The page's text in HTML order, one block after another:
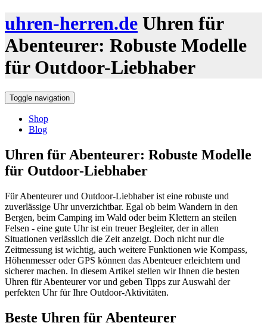
uhren-herren.de Uhren für
Abenteurer: Robuste Modelle
für Outdoor-Liebhaber
Toggle navigation
Shop
Blog
Uhren für Abenteurer: Robuste Modelle
für Outdoor-Liebhaber
Für Abenteurer und Outdoor-Liebhaber ist eine robuste und
zuverlässige Uhr unverzichtbar. Egal ob beim Wandern in den
Bergen, beim Camping im Wald oder beim Klettern an steilen
Felsen - eine gute Uhr ist ein treuer Begleiter, der in allen
Situationen verlässlich die Zeit anzeigt. Doch nicht nur die
Zeitmessung ist wichtig, auch weitere Funktionen wie Kompass,
Höhenmesser oder GPS können das Abenteuer erleichtern und
sicherer machen. In diesem Artikel stellen wir Ihnen die besten
Uhren für Abenteurer vor und geben Tipps zur Auswahl der
perfekten Uhr für Ihre Outdoor-Aktivitäten.
Beste Uhren für Abenteurer